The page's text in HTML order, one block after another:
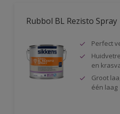
Rubbol BL Rezisto Spray
Perfect
en
Groot
één laag